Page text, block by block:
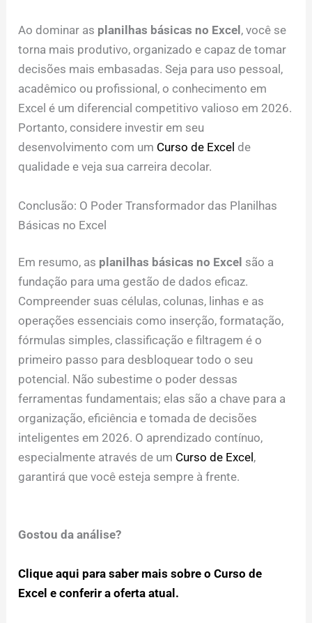
Ao dominar as planilhas básicas no Excel , você se
torna mais produtivo, organizado e capaz de tomar
decisões mais embasadas. Seja para uso pessoal,
acadêmico ou profissional, o conhecimento em
Excel é um diferencial competitivo valioso em 2026.
Portanto, considere investir em seu
desenvolvimento com um Curso de Excel de
qualidade e veja sua carreira decolar.
Conclusão: O Poder Transformador das Planilhas
Básicas no Excel
Em resumo, as planilhas básicas no Excel são a
fundação para uma gestão de dados eficaz.
Compreender suas células, colunas, linhas e as
operações essenciais como inserção, formatação,
fórmulas simples, classificação e filtragem é o
primeiro passo para desbloquear todo o seu
potencial. Não subestime o poder dessas
ferramentas fundamentais; elas são a chave para a
organização, eficiência e tomada de decisões
inteligentes em 2026. O aprendizado contínuo,
especialmente através de um Curso de Excel ,
garantirá que você esteja sempre à frente.
Gostou da análise?
Clique aqui para saber mais sobre o Curso de
Excel e conferir a oferta atual.